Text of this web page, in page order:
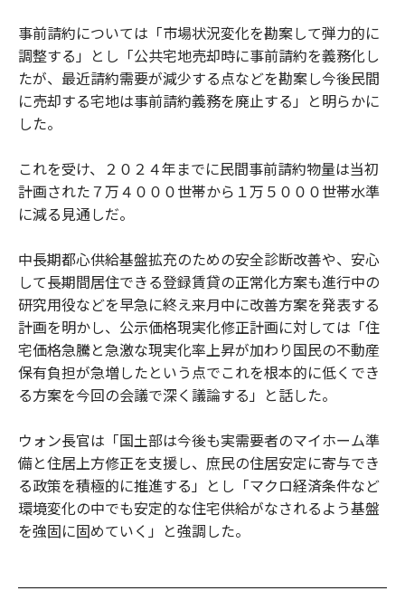
事前請約については「市場状況変化を勘案して弾力的に
調整する」とし「公共宅地売却時に事前請約を義務化し
たが、最近請約需要が減少する点などを勘案し今後民間
に売却する宅地は事前請約義務を廃止する」と明らかに
した。
これを受け、２０２４年までに民間事前請約物量は当初
計画された７万４０００世帯から１万５０００世帯水準
に減る見通しだ。
中長期都心供給基盤拡充のための安全診断改善や、安心
して長期間居住できる登録賃貸の正常化方案も進行中の
研究用役などを早急に終え来月中に改善方案を発表する
計画を明かし、公示価格現実化修正計画に対しては「住
宅価格急騰と急激な現実化率上昇が加わり国民の不動産
保有負担が急増したという点でこれを根本的に低くでき
る方案を今回の会議で深く議論する」と話した。
ウォン長官は「国土部は今後も実需要者のマイホーム準
備と住居上方修正を支援し、庶民の住居安定に寄与でき
る政策を積極的に推進する」とし「マクロ経済条件など
環境変化の中でも安定的な住宅供給がなされるよう基盤
を強固に固めていく」と強調した。